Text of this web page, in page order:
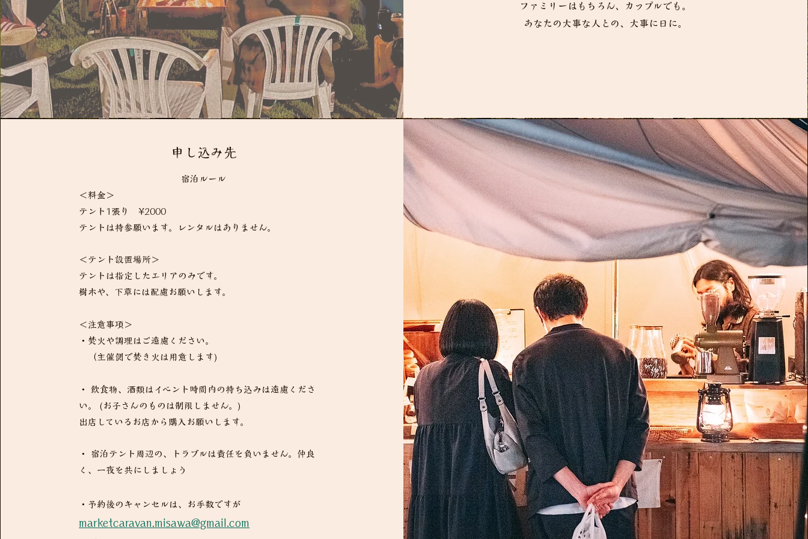
ファミリーはもちろん、カップルでも。
​あなたの大事な人との、大事に日に。
​申し込み先
宿泊ルール
＜料金＞
テント1張り ¥2000
テントは持参願います。レンタルはありません。
＜テント設置場所＞
テントは指定したエリアのみです。
樹木や、下草には配慮お願いします。
＜注意事項＞
・焚火や調理はご遠慮ください。
（主催側で焚き火は用意します)
・ 飲食物、酒類はイベント時間内の持ち込みは遠慮くださ
い。 (お子さんのものは制限しません。)
出店しているお店から購入お願いします。
・ 宿泊テント周辺の、トラブルは責任を負いません。仲良
く、一夜を共にしましょう
・予約後のキャンセルは、お手数ですが
marketcaravan.misawa@gmail.com